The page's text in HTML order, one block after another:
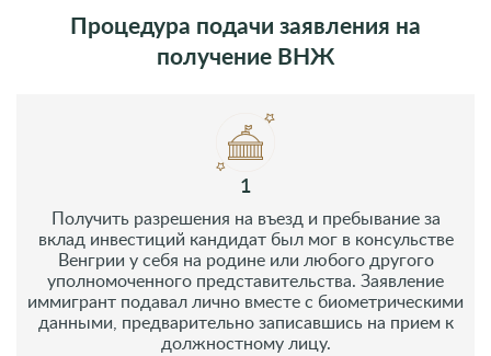
необходимости.
получение ВНЖ
1
Получить разрешения на въезд и пребывание за
вклад инвестиций кандидат был мог в консульстве
Венгрии у себя на родине или любого другого
уполномоченного представительства. Заявление